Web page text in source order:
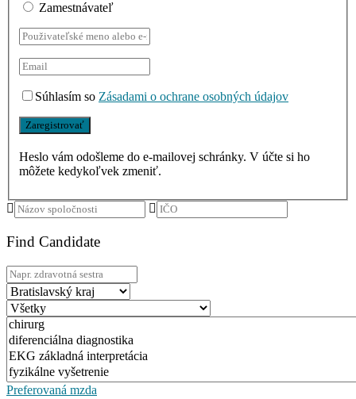
Zamestnávateľ
Súhlasím so Zásadami o ochrane osobných údajov
Heslo vám odošleme do e-mailovej schránky. V účte si ho
môžete kedykoľvek zmeniť.
Find Candidate
Preferovaná mzda